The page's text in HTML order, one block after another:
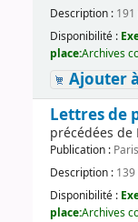
Description :
Disponibilité :
place:Archives
Ajouter
Lettres de
précédées de
Publication :
Description :
Disponibilité :
place:Archives